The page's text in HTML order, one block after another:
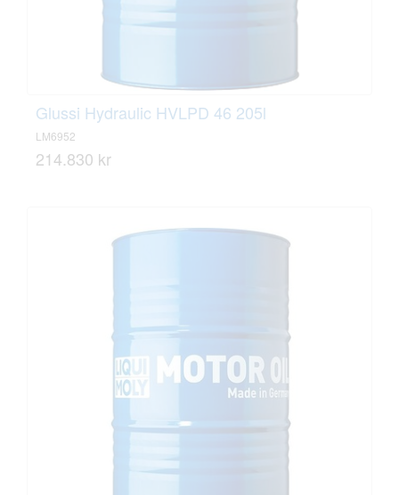
Glussi Hydraulic HVLPD 46 205l
LM6952
214.830 kr